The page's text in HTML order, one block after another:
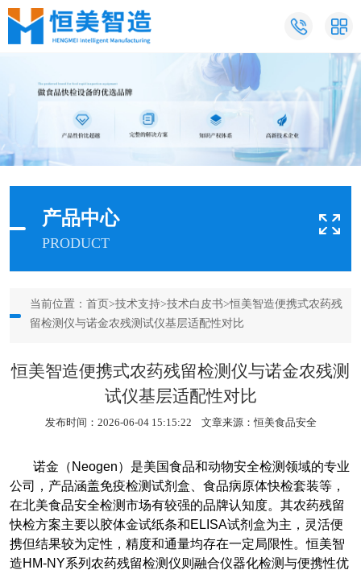
产品中心
PRODUCT
当前位置： 首页 >技术支持>技术白皮书>恒美智造便携式农药残
留检测仪与诺金农残测试仪基层适配性对比
恒美智造便携式农药残留检测仪与诺金农残测
试仪基层适配性对比
发布时间：2026-06-04 15:15:22 文章来源：恒美食品安全
诺金（ Neogen）是美国食品和动物安全检测领域的专业
公司，产品涵盖免疫检测试剂盒、食品病原体快检套装等，
在北美食品安全检测市场有较强的品牌认知度。其农药残留
快检方案主要以胶体金试纸条和ELISA试剂盒为主，灵活便
携但结果较为定性，精度和通量均存在一定局限性。恒美智
造HM-NY系列农药残留检测仪则融合仪器化检测与便携性优